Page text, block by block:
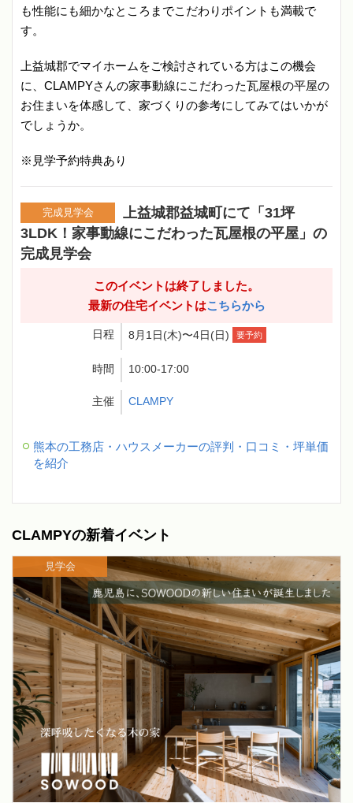
も性能にも細かなところまでこだわりポイントも満載で
す。
上益城郡でマイホームをご検討されている方はこの機会
に、CLAMPYさんの家事動線にこだわった瓦屋根の平屋の
お住まいを体感して、家づくりの参考にしてみてはいかが
でしょうか。
※見学予約特典あり
上益城郡益城町にて「31坪
3LDK！家事動線にこだわった瓦屋根の平屋」の
完成見学会
このイベントは終了しました。
最新の住宅イベントはこちらから
日程 8月1日(木)〜4日(日) 要予約
時間 10:00-17:00
主催 CLAMPY
完成見学会
熊本の工務店・ハウスメーカーの評判・口コミ・坪単価
を紹介
CLAMPYの新着イベント
見学会